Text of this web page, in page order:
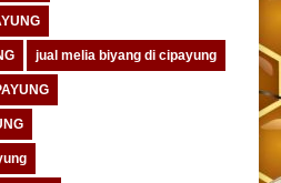
jual melia biyang di cipayung